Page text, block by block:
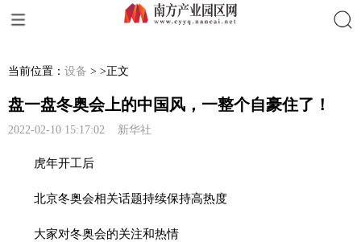
当前位置： 设备 > >正文
盘一盘冬奥会上的中国风，一整个自豪住了！
2022-02-10 15:17:02 新华社
虎年开工后
北京冬奥会相关话题持续保持高热度
大家对冬奥会的关注和热情